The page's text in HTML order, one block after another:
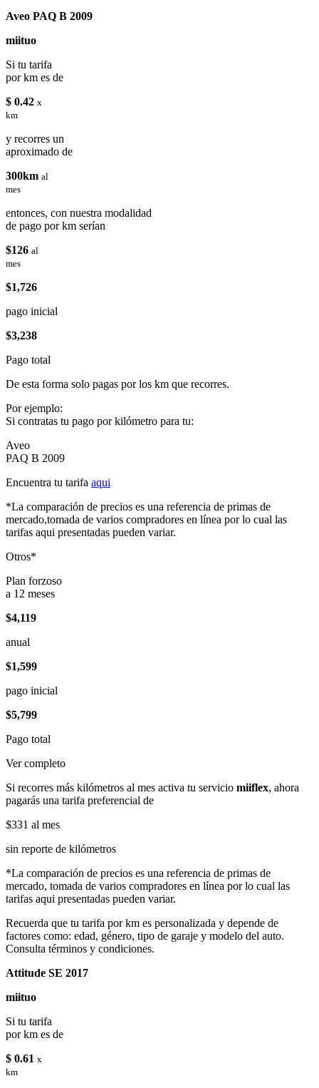
Aveo PAQ B 2009
miituo
Si tu tarifa
por km es de
$ 0.42 x
km
y recorres un
aproximado de
300km al
mes
entonces, con nuestra modalidad
de pago por km serían
$126 al
mes
$1,726
pago inicial
$3,238
Pago total
De esta forma solo pagas por los km que recorres.
Por ejemplo:
Si contratas tu pago por kilómetro para tu:
Aveo
PAQ B 2009
Encuentra tu tarifa aqui
*La comparación de precios es una referencia de primas de
mercado,tomada de varios compradores en línea por lo cual las
tarifas aqui presentadas pueden variar.
Otros*
Plan forzoso
a 12 meses
$4,119
anual
$1,599
pago inicial
$5,799
Pago total
Ver completo
Si recorres más kilómetros al mes activa tu servicio miiflex, ahora
pagarás una tarifa preferencial de
$331 al mes
sin reporte de kilómetros
*La comparación de precios es una referencia de primas de
mercado, tomada de varios compradores en línea por lo cual las
tarifas aqui presentadas pueden variar.
Recuerda que tu tarifa por km es personalizada y depende de
factores como: edad, género, tipo de garaje y modelo del auto.
Consulta términos y condiciones.
Attitude SE 2017
miituo
Si tu tarifa
por km es de
$ 0.61 x
km